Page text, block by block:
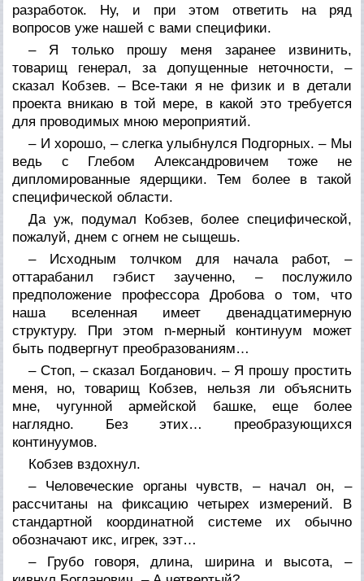
разработок. Ну, и при этом ответить на ряд
вопросов уже нашей с вами специфики.
– Я только прошу меня заранее извинить,
товарищ генерал, за допущенные неточности, –
сказал Кобзев. – Все-таки я не физик и в детали
проекта вникаю в той мере, в какой это требуется
для проводимых мною мероприятий.
– И хорошо, – слегка улыбнулся Подгорных. – Мы
ведь с Глебом Александровичем тоже не
дипломированные ядерщики. Тем более в такой
специфической области.
Да уж, подумал Кобзев, более специфической,
пожалуй, днем с огнем не сыщешь.
– Исходным толчком для начала работ, –
оттарабанил гэбист заученно, – послужило
предположение профессора Дробова о том, что
наша вселенная имеет двенадцатимерную
структуру. При этом n-мерный континуум может
быть подвергнут преобразованиям…
– Стоп, – сказал Богданович. – Я прошу простить
меня, но, товарищ Кобзев, нельзя ли объяснить
мне, чугунной армейской башке, еще более
наглядно. Без этих… преобразующихся
континуумов.
Кобзев вздохнул.
– Человеческие органы чувств, – начал он, –
рассчитаны на фиксацию четырех измерений. В
стандартной координатной системе их обычно
обозначают икс, игрек, зэт…
– Грубо говоря, длина, ширина и высота, –